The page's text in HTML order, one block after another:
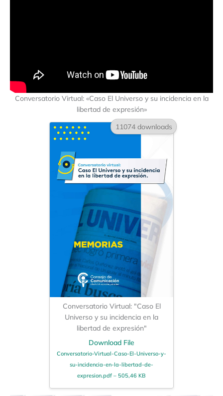
Conversatorio Virtual: «Caso El Universo y su incidencia en la
libertad de expresión»
11074 downloads
Conversatorio Virtual: "Caso El
Universo y su incidencia en la
libertad de expresión"
Download File
Conversatorio-Virtual-Caso-El-Universo-y-
su-incidencia-en-la-libertad-de-
expresion.pdf – 505,46 KB